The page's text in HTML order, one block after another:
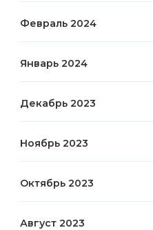
Февраль 2024
Январь 2024
Декабрь 2023
Ноябрь 2023
Октябрь 2023
Август 2023